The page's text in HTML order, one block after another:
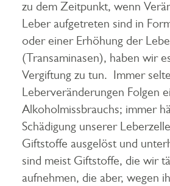
zu dem Zeitpunkt, wenn
Leber aufgetreten sind in
oder einer Erhöhung der
(Transaminasen), haben wir
Vergiftung zu tun. Immer
Leberveränderungen Folgen
Alkoholmissbrauchs; immer
Schädigung unserer
Giftstoffe ausgelöst und
sind meist Giftstoffe, die wir
aufnehmen, die aber, wegen